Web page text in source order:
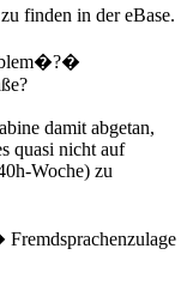
finden in der eBase.
damit abgetan,
quasi nicht auf
Woche) zu